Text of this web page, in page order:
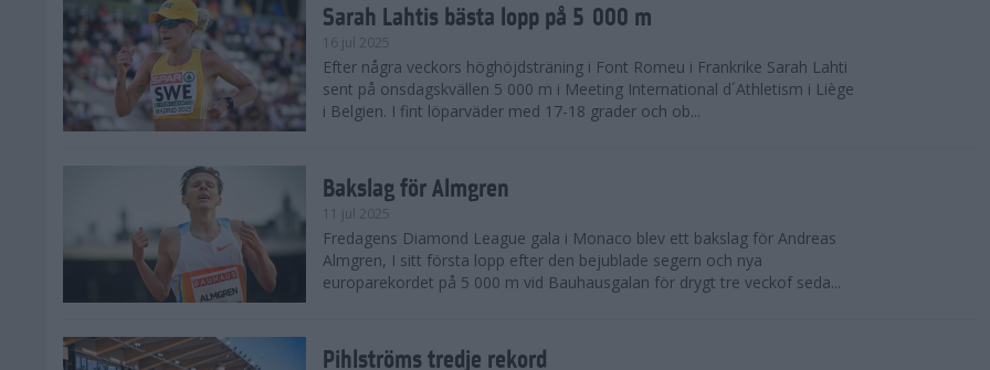
Sarah Lahtis bästa lopp på 5 000 m
16 jul 2025
Efter några veckors höghöjdsträning i Font Romeu i Frankrike Sarah Lahti
sent på onsdagskvällen 5 000 m i Meeting International d´Athletism i Liège
i Belgien. I fint löparväder med 17-18 grader och ob...
Bakslag för Almgren
11 jul 2025
Fredagens Diamond League gala i Monaco blev ett bakslag för Andreas
Almgren, I sitt första lopp efter den bejublade segern och nya
europarekordet på 5 000 m vid Bauhausgalan för drygt tre veckof seda...
Pihlströms tredje rekord